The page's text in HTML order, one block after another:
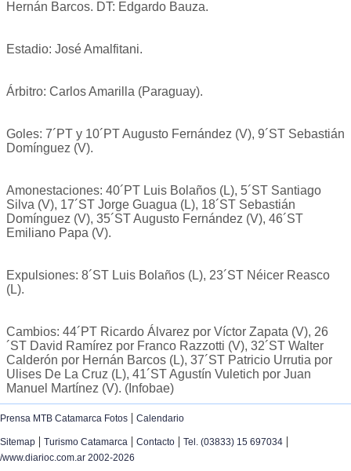
Hernán Barcos. DT: Edgardo Bauza.
Estadio: José Amalfitani.
Árbitro: Carlos Amarilla (Paraguay).
Goles: 7´PT y 10´PT Augusto Fernández (V), 9´ST Sebastián
Domínguez (V).
Amonestaciones: 40´PT Luis Bolaños (L), 5´ST Santiago
Silva (V), 17´ST Jorge Guagua (L), 18´ST Sebastián
Domínguez (V), 35´ST Augusto Fernández (V), 46´ST
Emiliano Papa (V).
Expulsiones: 8´ST Luis Bolaños (L), 23´ST Néicer Reasco
(L).
Cambios: 44´PT Ricardo Álvarez por Víctor Zapata (V), 26
´ST David Ramírez por Franco Razzotti (V), 32´ST Walter
Calderón por Hernán Barcos (L), 37´ST Patricio Urrutia por
Ulises De La Cruz (L), 41´ST Agustín Vuletich por Juan
Manuel Martínez (V). (Infobae)
Prensa MTB Catamarca Fotos | Calendario
Sitemap | Turismo Catamarca | Contacto | Tel. (03833) 15 697034 |
/www.diarioc.com.ar 2002-2026